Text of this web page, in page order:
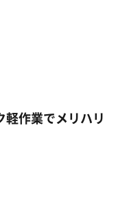
作業でメリハリ